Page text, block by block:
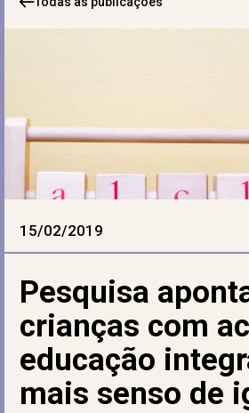
15/02/2019
Pesquisa
crianças com
educação
mais senso de